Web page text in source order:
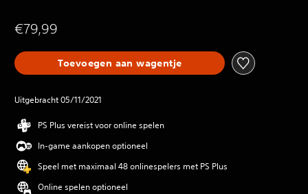
€79,99
Toevoegen aan wagentje
Uitgebracht 05/11/2021
PS Plus vereist voor online spelen
In-game aankopen optioneel
Speel met maximaal 48 onlinespelers met PS Plus
Online spelen optioneel